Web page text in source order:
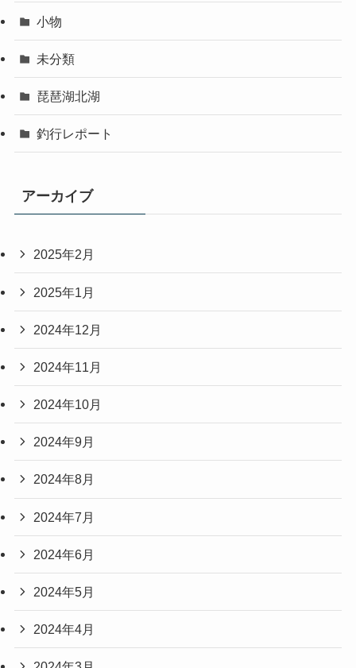
小物
未分類
琵琶湖北湖
釣行レポート
アーカイブ
2025年2月
2025年1月
2024年12月
2024年11月
2024年10月
2024年9月
2024年8月
2024年7月
2024年6月
2024年5月
2024年4月